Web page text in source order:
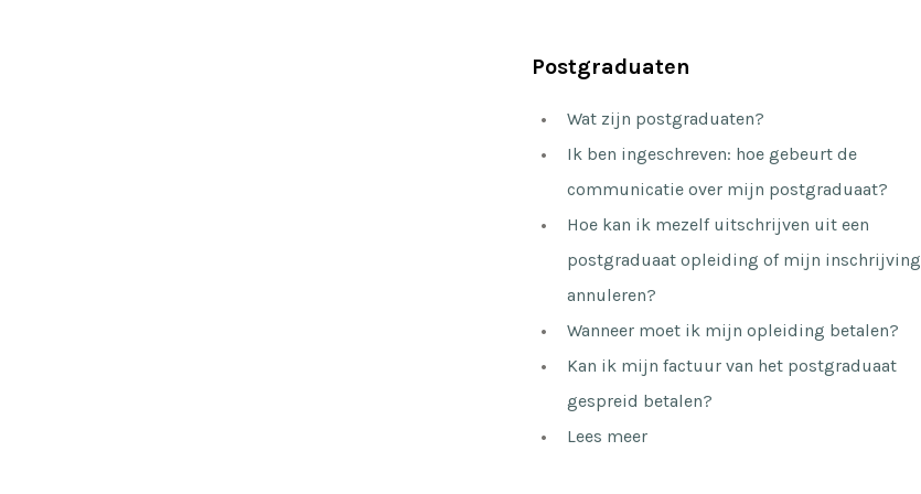
Postgraduaten
Wat zijn postgraduaten?
Ik ben ingeschreven: hoe gebeurt de
communicatie over mijn postgraduaat?
Hoe kan ik mezelf uitschrijven uit een
postgraduaat opleiding of mijn inschrijving
annuleren?
Wanneer moet ik mijn opleiding betalen?
Kan ik mijn factuur van het postgraduaat
gespreid betalen?
Lees meer